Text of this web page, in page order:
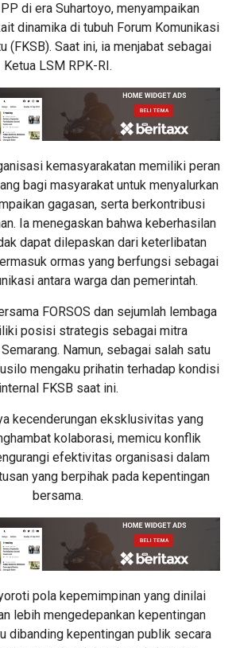
di era Suhartoyo, menyampaikan
dinamika di tubuh Forum Komunikasi
(FKSB). Saat ini, ia menjabat sebagai
Ketua LSM RPK-RI.
kemasyarakatan memiliki peran
bagi masyarakat untuk menyalurkan
gagasan, serta berkontribusi
Ia menegaskan bahwa keberhasilan
dapat dilepaskan dari keterlibatan
ormas yang berfungsi sebagai
antara warga dan pemerintah.
FORSOS dan sejumlah lembaga
posisi strategis sebagai mitra
Namun, sebagai salah satu
mengaku prihatin terhadap kondisi
internal FKSB saat ini.
kecenderungan eksklusivitas yang
kolaborasi, memicu konflik
efektivitas organisasi dalam
yang berpihak pada kepentingan
bersama.
pola kepemimpinan yang dinilai
lebih mengedepankan kepentingan
dibanding kepentingan publik secara